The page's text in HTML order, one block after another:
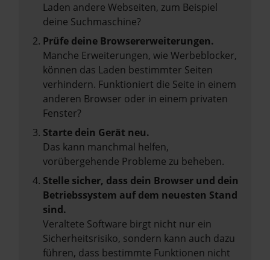
Laden andere Webseiten, zum Beispiel
deine Suchmaschine?
Prüfe deine Browsererweiterungen.
Manche Erweiterungen, wie Werbeblocker,
können das Laden bestimmter Seiten
verhindern. Funktioniert die Seite in einem
anderen Browser oder in einem privaten
Fenster?
Starte dein Gerät neu.
Das kann manchmal helfen,
vorübergehende Probleme zu beheben.
Stelle sicher, dass dein Browser und dein
Betriebssystem auf dem neuesten Stand
sind.
Veraltete Software birgt nicht nur ein
Sicherheitsrisiko, sondern kann auch dazu
führen, dass bestimmte Funktionen nicht